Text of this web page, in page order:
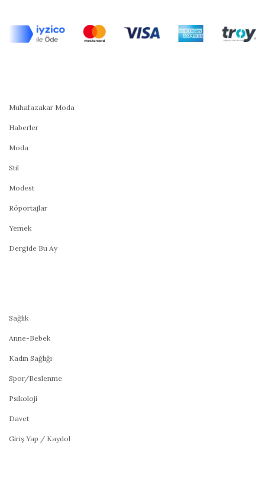
Muhafazakar Moda
Haberler
Moda
Stil
Modest
Röportajlar
Yemek
Dergide Bu Ay
Sağlık
Anne-Bebek
Kadın Sağlığı
Spor/Beslenme
Psikoloji
Davet
Giriş Yap / Kaydol